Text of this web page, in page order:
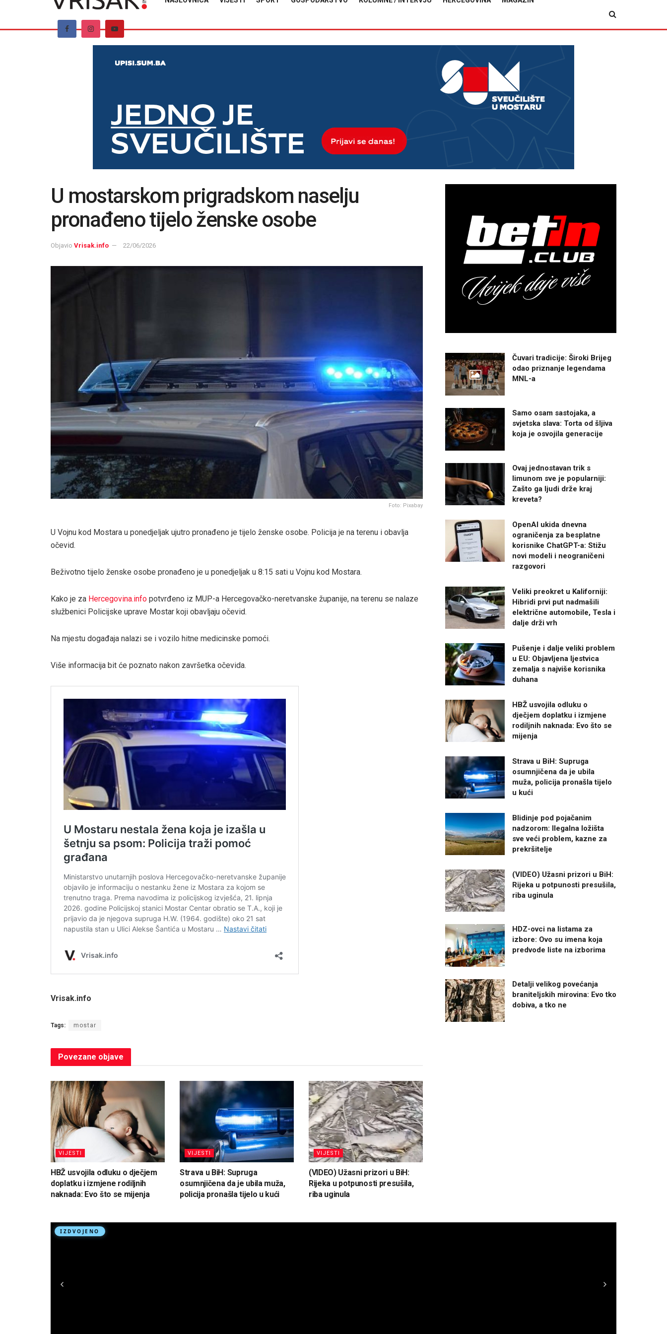
U mostarskom prigradskom naselju
pronađeno tijelo ženske osobe
Objavio Vrisak.info 22/06/2026
Foto: Pixabay
U Vojnu kod Mostara u ponedjeljak ujutro pronađeno je tijelo ženske osobe. Policija je na terenu i obavlja
očevid.
Beživotno tijelo ženske osobe pronađeno je u ponedjeljak u 8:15 sati u Vojnu kod Mostara.
Kako je za Hercegovina.info potvrđeno iz MUP-a Hercegovačko-neretvanske županije, na terenu se nalaze
službenici Policijske uprave Mostar koji obavljaju očevid.
Na mjestu događaja nalazi se i vozilo hitne medicinske pomoći.
Više informacija bit će poznato nakon završetka očevida.
Vrisak.info
Tags: mostar
Povezane objave
VIJESTI
HBŽ usvojila odluku o dječjem
doplatku i izmjene rodiljnih
naknada: Evo što se mijenja
VIJESTI
Strava u BiH: Supruga
osumnjičena da je ubila muža,
policija pronašla tijelo u kući
VIJESTI
(VIDEO) Užasni prizori u BiH:
Rijeka u potpunosti presušila,
riba uginula
Čuvari tradicije: Široki Brijeg
odao priznanje legendama
MNL-a
Samo osam sastojaka, a
svjetska slava: Torta od šljiva
koja je osvojila generacije
Ovaj jednostavan trik s
limunom sve je popularniji:
Zašto ga ljudi drže kraj
kreveta?
OpenAI ukida dnevna
ograničenja za besplatne
korisnike ChatGPT-a: Stižu
novi modeli i neograničeni
razgovori
Veliki preokret u Kaliforniji:
Hibridi prvi put nadmašili
električne automobile, Tesla i
dalje drži vrh
Pušenje i dalje veliki problem
u EU: Objavljena ljestvica
zemalja s najviše korisnika
duhana
HBŽ usvojila odluku o
dječjem doplatku i izmjene
rodiljnih naknada: Evo što se
mijenja
Strava u BiH: Supruga
osumnjičena da je ubila
muža, policija pronašla tijelo
u kući
Blidinje pod pojačanim
nadzorom: Ilegalna ložišta
sve veći problem, kazne za
prekršitelje
(VIDEO) Užasni prizori u BiH:
Rijeka u potpunosti presušila,
riba uginula
HDZ-ovci na listama za
izbore: Ovo su imena koja
predvode liste na izborima
Detalji velikog povećanja
braniteljskih mirovina: Evo tko
dobiva, a tko ne